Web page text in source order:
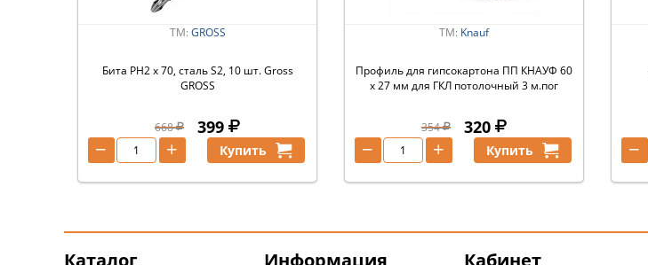
ТМ: GROSS
Бита PH2 х 70, сталь S2, 10 шт. Gross
GROSS
668 399
+
− Купить
ТМ: Knauf
Профиль для гипсокартона ПП КНАУФ 60
х 27 мм для ГКЛ потолочный 3 м.пог
354 320
+
− Купить −
Каталог Информация Кабинет